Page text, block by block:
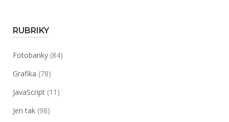
RUBRIKY
Fotobanky (84)
Grafika (78)
JavaScript (11)
Jen tak (98)